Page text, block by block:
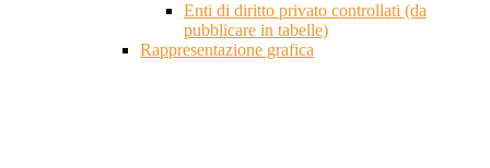
Enti di diritto privato controllati (da
pubblicare in tabelle)
Rappresentazione grafica